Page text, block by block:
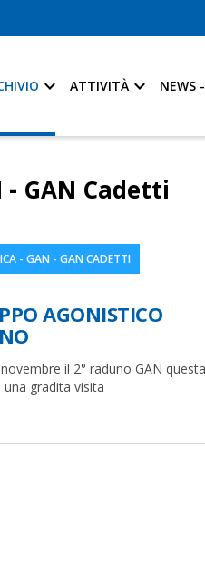
ATTIVITÀ NEWS
GAN Cadetti
- GAN - GAN CADETTI
AGONISTICO
il 2° raduno GAN
gradita visita